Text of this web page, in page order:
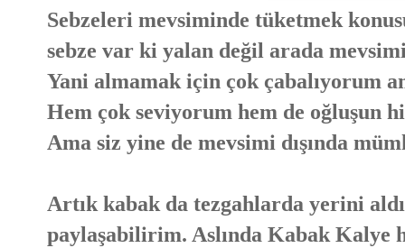
Sebzeleri mevsiminde tüketmek
sebze var ki yalan değil arada
Yani almamak için çok çabalıyorum
Hem çok seviyorum hem de oğluşun
Ama siz yine de mevsimi dışında
Artık kabak da tezgahlarda yerini
paylaşabilirim. Aslında Kabak